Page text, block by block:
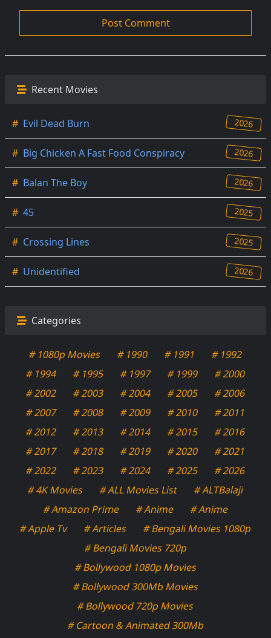
Recent Movies
# Evil Dead Burn 2026
# Big Chicken A Fast Food Conspiracy 2026
# Balan The Boy 2026
# 45 2025
# Crossing Lines 2025
# Unidentified 2026
Categories
# 1080p Movies # 1990 # 1991
# 1992
# 1994
# 1995 # 1997 # 1999
# 2000
# 2002
# 2003 # 2004 # 2005
# 2006
# 2007
# 2008 # 2009 # 2010
# 2011
# 2012
# 2013 # 2014 # 2015
# 2016
# 2017
# 2018 # 2019 # 2020
# 2021
# 2022
# 2023 # 2024 # 2025
# 2026
# 4K Movies
# ALL Movies List
# ALTBalaji
# Amazon Prime
# Anime
# Anime
# Apple Tv
# Articles
# Bengali Movies 1080p
# Bengali Movies 720p
# Bollywood 1080p Movies
# Bollywood 300Mb Movies
# Bollywood 720p Movies
# Cartoon & Animated 300Mb